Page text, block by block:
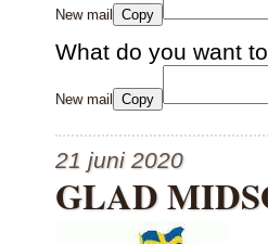
New mail Copy
What do you want
New mail Copy
21 juni 2020
GLAD